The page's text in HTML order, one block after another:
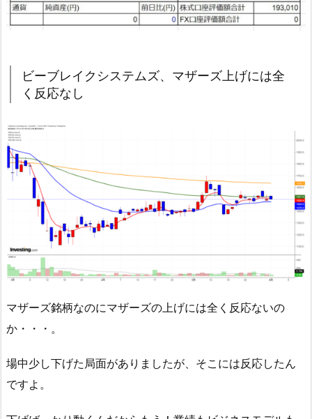
ビーブレイクシステムズ、マザーズ上げには全
く反応なし
マザーズ銘柄なのにマザーズの上げには全く反応ないの
か・・・。
場中少し下げた局面がありましたが、そこには反応したん
ですよ。